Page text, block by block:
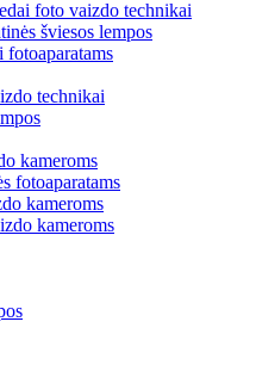
foto vaizdo technikai
šviesos lempos
technikai
kameroms
fotoaparatams
kameroms
kameroms